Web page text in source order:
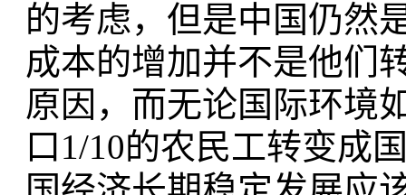
的考虑，但是中国仍然
成本的增加并不是他们
原因，而无论国际环境
口1/10的农民工转变成